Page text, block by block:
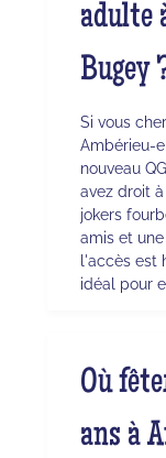
adulte
Bugey
Si vous
Ambérieu-
nouveau
avez droit
jokers
amis et
l'accès est
idéal pour
Où
ans à